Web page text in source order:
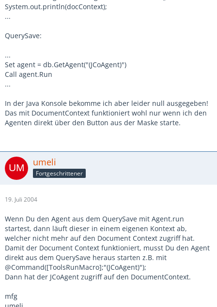
System.out.println(docContext);
...
QuerySave:
...
Set agent = db.GetAgent("(JCoAgent)")
Call agent.Run
...
In der Java Konsole bekomme ich aber leider null ausgegeben!
Das mit DocumentContext funktioniert wohl nur wenn ich den
Agenten direkt über den Button aus der Maske starte.
umeli
Fortgeschrittener
19. Juli 2004
Wenn Du den Agent aus dem QuerySave mit Agent.run
startest, dann läuft dieser in einem eigenen Kontext ab,
welcher nicht mehr auf den Document Context zugriff hat.
Damit der Document Context funktioniert, musst Du den Agent
direkt aus dem QuerySave heraus starten z.B. mit
@Command([ToolsRunMacro];"(JCoAgent)");
Dann hat der JCoAgent zugriff auf den DocumentContext.
mfg